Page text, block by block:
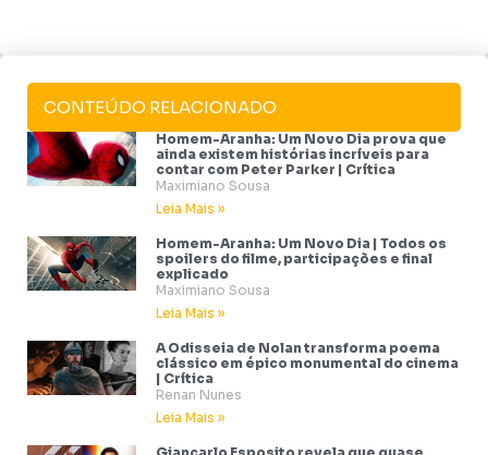
CONTEÚDO RELACIONADO
Homem-Aranha: Um Novo Dia prova que
ainda existem histórias incríveis para
contar com Peter Parker | Crítica
Maximiano Sousa
Leia Mais »
Homem-Aranha: Um Novo Dia | Todos os
spoilers do filme, participações e final
explicado
Maximiano Sousa
Leia Mais »
A Odisseia de Nolan transforma poema
clássico em épico monumental do cinema
| Crítica
Renan Nunes
Leia Mais »